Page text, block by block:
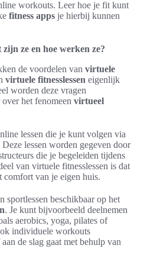
workouts. Leer hoe je fit kunt
fitness apps je hierbij kunnen
ze en hoe werken ze?
de voordelen van virtuele
virtuele fitnesslessen eigenlijk
worden deze vragen
het fenomeen virtueel
lessen die je kunt volgen via
lessen worden gegeven door
die je begeleiden tijdens
van virtuele fitnesslessen is dat
van je eigen huis.
sportlessen beschikbaar op het
. Je kunt bijvoorbeeld deelnemen
aerobics, yoga, pilates of
individuele workouts
de slag gaat met behulp van